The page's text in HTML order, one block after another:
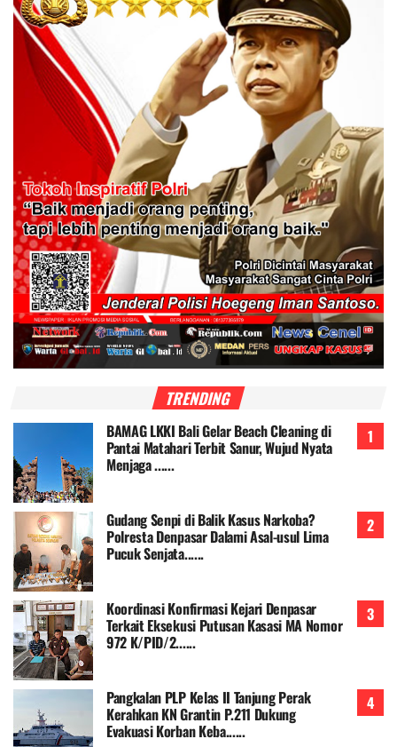
TRENDING
BAMAG LKKI Bali Gelar Beach Cleaning di
Pantai Matahari Terbit Sanur, Wujud Nyata
Menjaga ......
Gudang Senpi di Balik Kasus Narkoba?
Polresta Denpasar Dalami Asal-usul Lima
Pucuk Senjata......
Koordinasi Konfirmasi Kejari Denpasar
Terkait Eksekusi Putusan Kasasi MA Nomor
972 K/PID/2......
Pangkalan PLP Kelas II Tanjung Perak
Kerahkan KN Grantin P.211 Dukung
Evakuasi Korban Keba......